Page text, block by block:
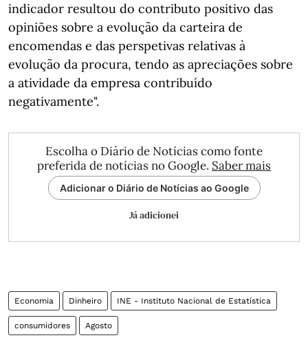
indicador resultou do contributo positivo das
opiniões sobre a evolução da carteira de
encomendas e das perspetivas relativas à
evolução da procura, tendo as apreciações sobre
a atividade da empresa contribuído
negativamente".
Escolha o Diário de Notícias como fonte
preferida de notícias no Google. Saber mais
Adicionar o Diário de Notícias ao Google
Já adicionei
Economia Dinheiro INE - Instituto Nacional de Estatística
consumidores Agosto